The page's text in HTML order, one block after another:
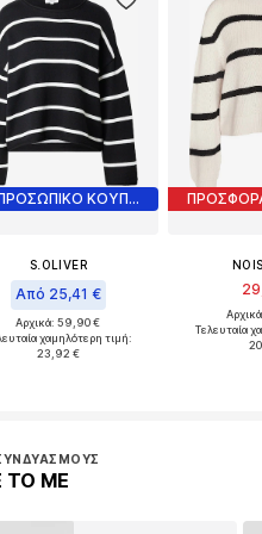
ΠΡΟΣΩΠΙΚΟ ΚΟΥΠΟΝΙ
S.OLIVER
Από 25,41 €
Αρχικά: 59,90 €
χαμηλότερη τιμή:
23,92 €
Τελευταία
ΤΟ ΜΕ